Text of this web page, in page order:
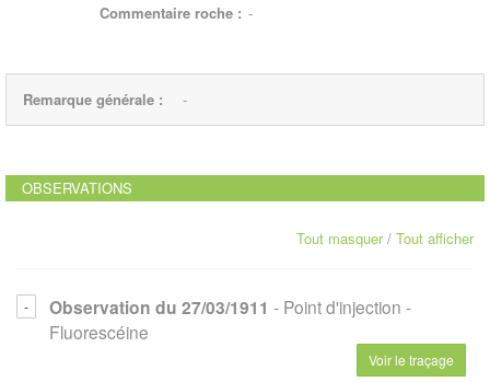
Commentaire roche : -
Remarque générale : -
OBSERVATIONS
Tout masquer/ Tout afficher
Observation du 27/03/1911 - Point d'injection -
Fluorescéine
Voir le traçage